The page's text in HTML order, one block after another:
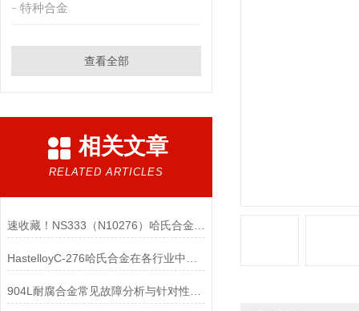
特种合金
查看全部
相关文章
RELATED ARTICLES